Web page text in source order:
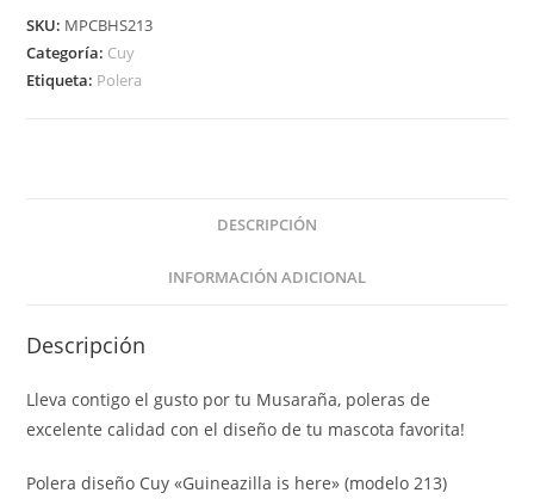
SKU: MPCBHS213
Categoría: Cuy
Etiqueta: Polera
DESCRIPCIÓN
INFORMACIÓN ADICIONAL
Descripción
Lleva contigo el gusto por tu Musaraña, poleras de
excelente calidad con el diseño de tu mascota favorita!
Polera diseño Cuy «Guineazilla is here» (modelo 213)